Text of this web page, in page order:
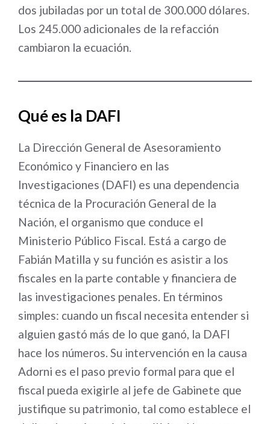
dos jubiladas por un total de 300.000 dólares.
Los 245.000 adicionales de la refacción
cambiaron la ecuación.
Qué es la DAFI
La Dirección General de Asesoramiento
Económico y Financiero en las
Investigaciones (DAFI) es una dependencia
técnica de la Procuración General de la
Nación, el organismo que conduce el
Ministerio Público Fiscal. Está a cargo de
Fabián Matilla y su función es asistir a los
fiscales en la parte contable y financiera de
las investigaciones penales. En términos
simples: cuando un fiscal necesita entender si
alguien gastó más de lo que ganó, la DAFI
hace los números. Su intervención en la causa
Adorni es el paso previo formal para que el
fiscal pueda exigirle al jefe de Gabinete que
justifique su patrimonio, tal como establece el